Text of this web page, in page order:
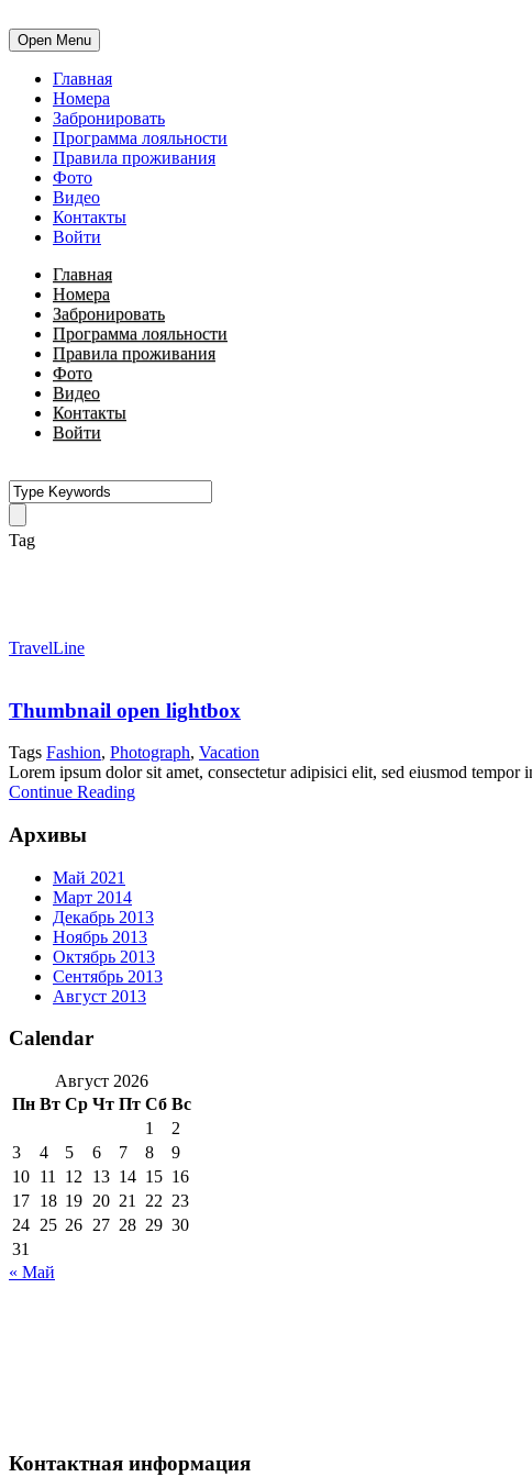
Open Menu
Главная
Номера
Забронировать
Программа лояльности
Правила проживания
Фото
Видео
Контакты
Войти
Главная
Номера
Забронировать
Программа лояльности
Правила проживания
Фото
Видео
Контакты
Войти
Tag
TravelLine
Thumbnail open lightbox
Tags Fashion, Photograph, Vacation
Lorem ipsum dolor sit amet, consectetur adipisici elit, sed eiusmod
Continue Reading
Архивы
Май 2021
Март 2014
Декабрь 2013
Ноябрь 2013
Октябрь 2013
Сентябрь 2013
Август 2013
Calendar
Август 2026
Пн Вт Ср Чт Пт Сб Вс
1
2
3
4 5 6 7 8
9
10 11 12 13 14 15 16
17 18 19 20 21 22 23
24 25 26 27 28 29 30
31
« Май
Контактная информация